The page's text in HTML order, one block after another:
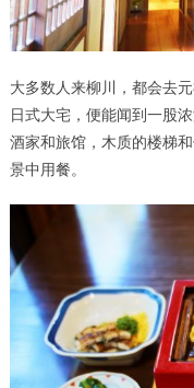
大多数人来柳川，都会去
日式大宅，便能闻到一股
酒家和旅馆，木质的楼梯
景中用餐。